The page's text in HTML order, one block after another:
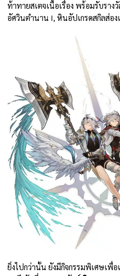
ท้าทายสเตจเนื้อเรื่อง พร้อมรับราง
อัศวินตำนาน I, หินอัปเกรดสกิลส่อง
ยิ่งไปกว่านั้น ยังมีกิจกรรมพิเศษเพื่